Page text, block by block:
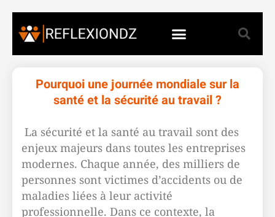
Pourquoi une journée mondiale sur la
santé et la sécurité au travail ?
La sécurité et la santé au travail sont des
enjeux majeurs dans toutes les entreprises
modernes. Chaque année, des milliers de
personnes sont victimes d’accidents ou de
maladies liées à leur activité
professionnelle. Dans ce contexte, la